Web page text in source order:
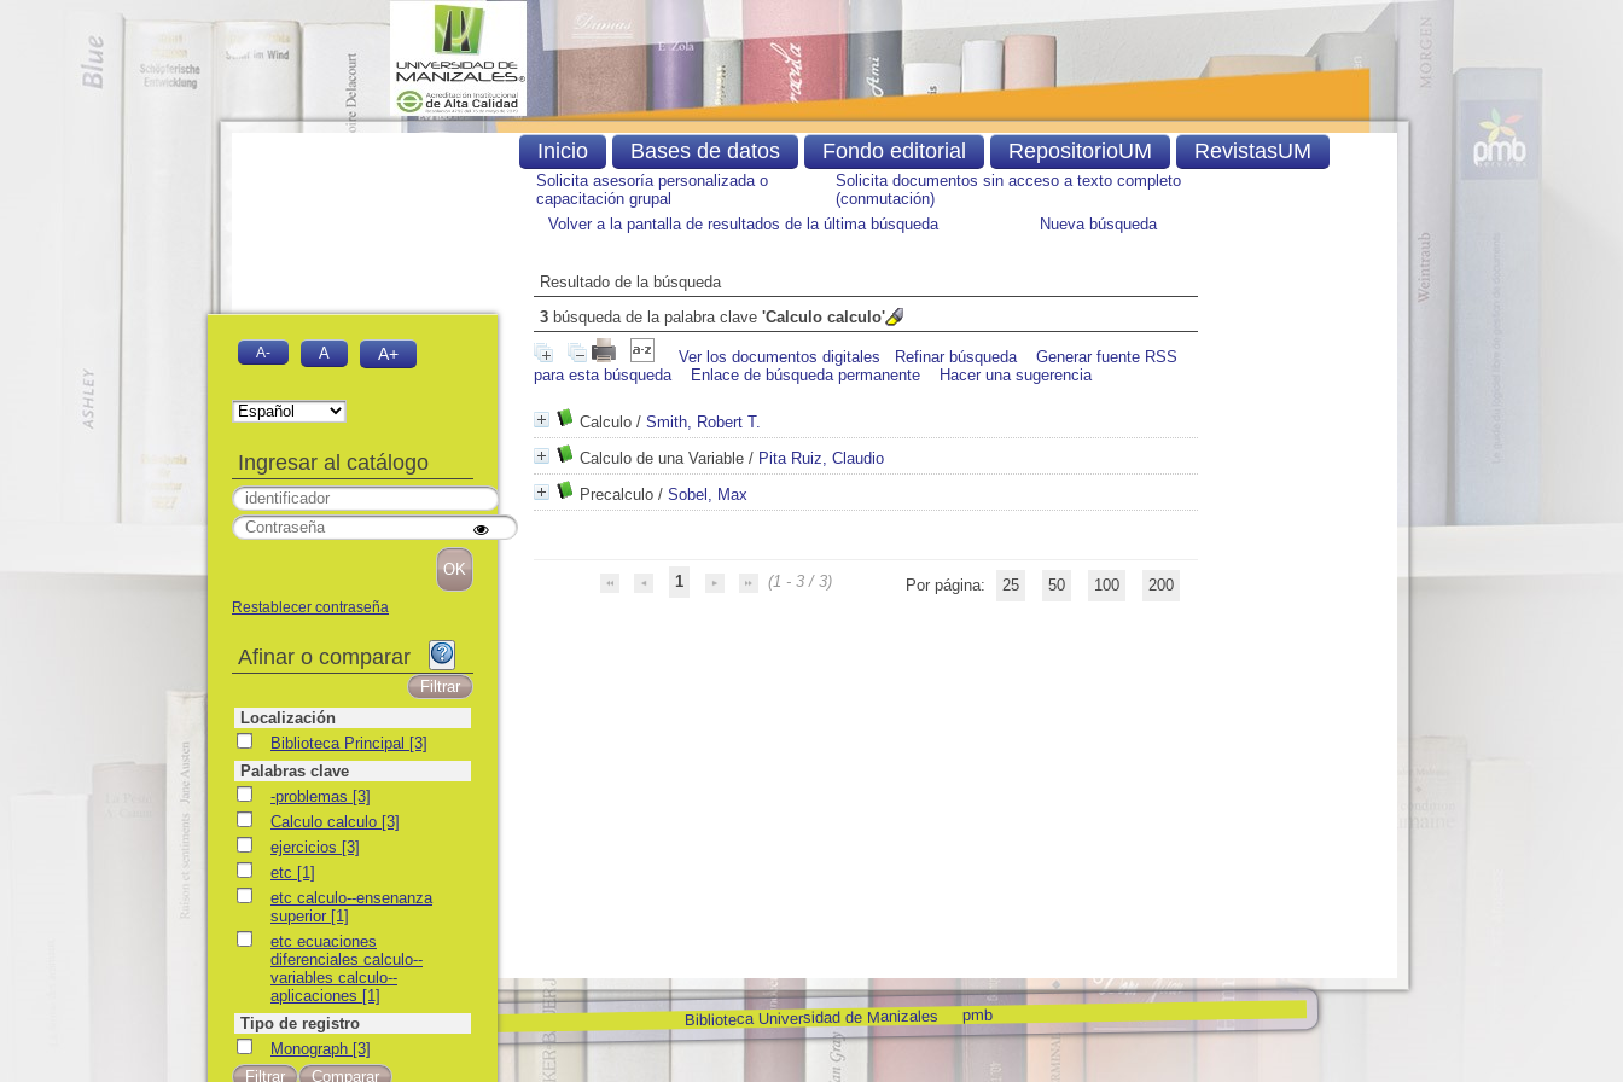
Solicita asesoría personalizada o
capacitación grupal
Solicita documentos sin acceso a texto completo
(conmutación)
Volver a la pantalla de resultados de la última búsqueda
Nueva búsqueda
Resultado de la búsqueda
3 búsqueda de la palabra clave 'Calculo calculo'
Ver los documentos digitales Refinar búsqueda
Generar fuente RSS
para esta búsqueda
Enlace de búsqueda permanente Hacer una sugerencia
Calculo / Smith, Robert T.
Calculo de una Variable / Pita Ruiz, Claudio
Precalculo / Sobel, Max
1 (1 - 3 / 3) Por página: 25 50 100 200
Biblioteca Universidad de Manizales pmb
Inicio Bases de datos Fondo editorial RepositorioUM RevistasUM
A- A A+
Ingresar al catálogo
Restablecer contraseña
Afinar o comparar
Localización
Biblioteca Principal
Biblioteca Principal [3]
Palabras clave
-problemas
-problemas [3]
Calculo calculo
Calculo calculo [3]
ejerciciosejercicios [3]
etc
etc [1]
etc calculo--ensenanza superior
etc calculo--ensenanza
superior [1]
etc ecuaciones diferenciales calculo--variables calculo--aplicaciones
etc ecuaciones
diferenciales calculo--
variables calculo--
aplicaciones [1]
Tipo de registro
Monograph
Monograph [3]